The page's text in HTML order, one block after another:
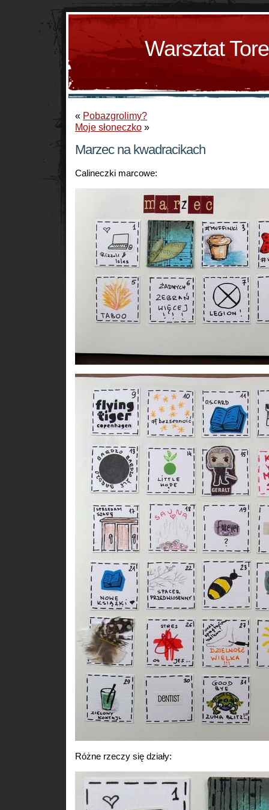
Warsztat
« Pobazgrolimy?
Moje słoneczko »
Marzec na kwadracikach
Calineczki marcowe:
Różne rzeczy się działy: